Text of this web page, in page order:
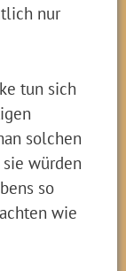
nur
tun sich
solchen
würden
so
wie